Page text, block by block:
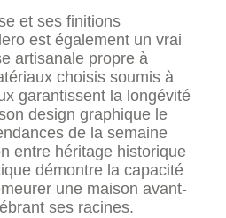
et ses finitions
est également un vrai
artisanale propre à
choisis soumis à
garantissent la longévité
design graphique le
de la semaine
entre héritage historique
démontre la capacité
une maison avant-
ses racines.